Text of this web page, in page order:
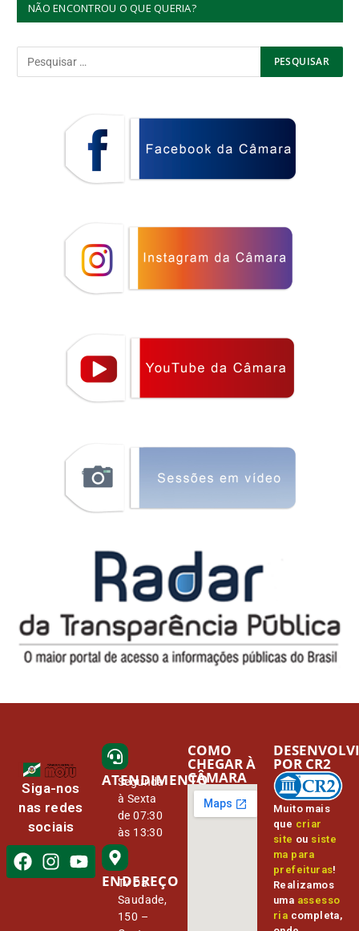
NÃO ENCONTROU O QUE QUERIA?
Siga-nos
nas redes
sociais
ATENDIMENTO
Segunda
à Sexta
de 07:30
às 13:30
ENDEREÇO
Tv Da
Saudade,
150 –
COMO
CHEGAR À
CÂMARA
Muito mais
que criar
site ou siste
ma para
prefeituras!
Realizamos
uma assesso
ria completa,
POR CR2